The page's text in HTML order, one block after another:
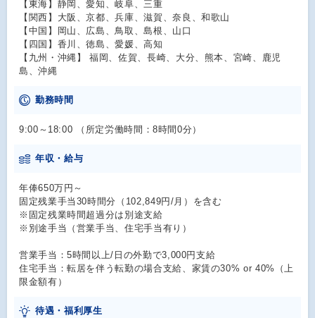
【東海】静岡、愛知、岐阜、三重
【関西】大阪、京都、兵庫、滋賀、奈良、和歌山
【中国】岡山、広島、鳥取、島根、山口
【四国】香川、徳島、愛媛、高知
【九州・沖縄】 福岡、佐賀、長崎、大分、熊本、宮崎、鹿児
島、沖縄
勤務時間
9:00～18:00 （所定労働時間：8時間0分）
年収・給与
年俸650万円～
固定残業手当30時間分（102,849円/月）を含む
※固定残業時間超過分は別途支給
※別途手当（営業手当、住宅手当有り）
営業手当：5時間以上/日の外勤で3,000円支給
住宅手当：転居を伴う転勤の場合支給、家賃の30% or 40%（上
限金額有）
待遇・福利厚生